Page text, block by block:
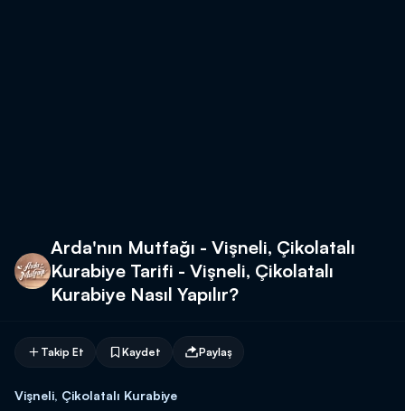
Arda'nın Mutfağı - Vişneli, Çikolatalı
Kurabiye Tarifi - Vişneli, Çikolatalı
Kurabiye Nasıl Yapılır?
Takip Et Kaydet Paylaş
Vişneli, Çikolatalı Kurabiye